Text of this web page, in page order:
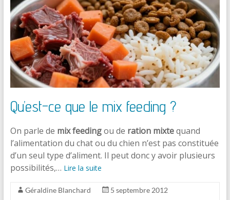
Qu’est-ce que le mix feeding ?
On parle de mix feedingou de ration mixtequand
l’alimentation du chat ou du chien n’est pas constituée
d’un seul type d’aliment. Il peut donc y avoir plusieurs
possibilités,… Lire la suite
Géraldine Blanchard
5 septembre 2012